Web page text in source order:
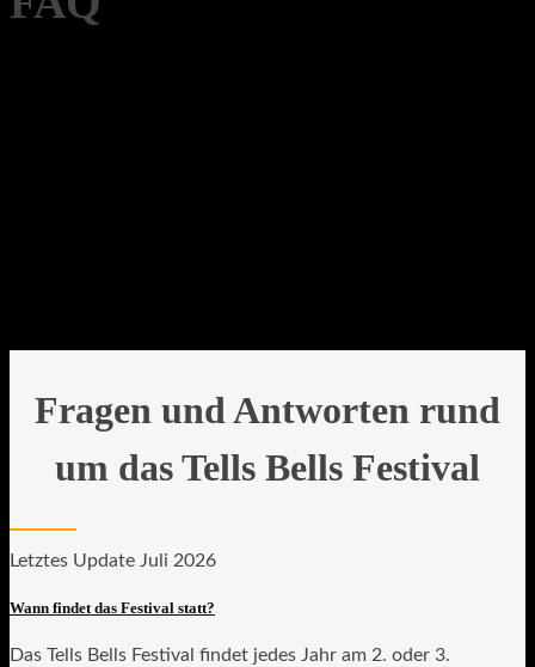
Fragen und Antworten rund
um das Tells Bells Festival
Letztes Update Juli 2026
Wann findet das Festival statt?
Das Tells Bells Festival findet jedes Jahr am 2. oder 3.